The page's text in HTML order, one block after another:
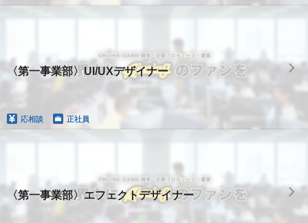
〈第一事業部〉UI/UXデザイナー
応相談 正社員
〈第一事業部〉エフェクトデザイナー